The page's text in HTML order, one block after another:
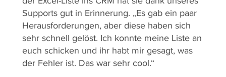
Supports gut in Erinnerung. „Es gab ein paar
Herausforderungen, aber diese haben sich
sehr schnell gelöst. Ich konnte meine Liste an
euch schicken und ihr habt mir gesagt, was
der Fehler ist. Das war sehr cool.“